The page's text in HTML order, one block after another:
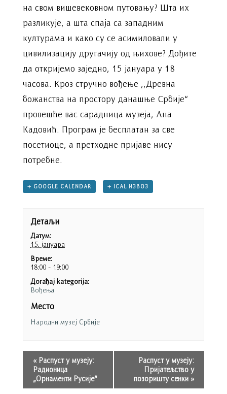
на свом вишевековном путовању? Шта их
разликује, а шта спаја са западним
културама и како су се асимиловали у
цивилизацију другачију од њихове? Дођите
да откријемо заједно, 15 јануара у 18
часова. Кроз стручно вођење ,,Древна
божанства на простору данашње Србије“
провешће вас сарадница музеја, Ана
Кадовић. Програм је бесплатан за све
посетиоце, а претходне пријаве нису
потребне.
+ GOOGLE CALENDAR + ICAL ИЗВОЗ
Детаљи
Датум:
15. јануара
Време:
18:00 - 19:00
Догађај kategorija:
Вођења
Место
Народни музеј Србије
«Распуст у музеју:
Радионица
„Орнаменти Русије“
Распуст у музеју:
Пријатељство у
позоришту сенки »